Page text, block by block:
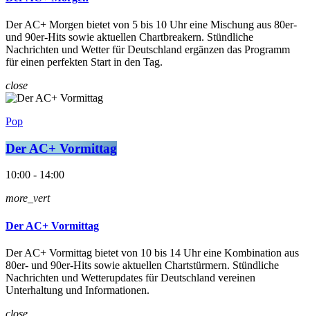
Der AC+ Morgen bietet von 5 bis 10 Uhr eine Mischung aus 80er-
und 90er-Hits sowie aktuellen Chartbreakern. Stündliche
Nachrichten und Wetter für Deutschland ergänzen das Programm
für einen perfekten Start in den Tag.
close
Pop
Der AC+ Vormittag
10:00 - 14:00
more_vert
Der AC+ Vormittag
Der AC+ Vormittag bietet von 10 bis 14 Uhr eine Kombination aus
80er- und 90er-Hits sowie aktuellen Chartstürmern. Stündliche
Nachrichten und Wetterupdates für Deutschland vereinen
Unterhaltung und Informationen.
close